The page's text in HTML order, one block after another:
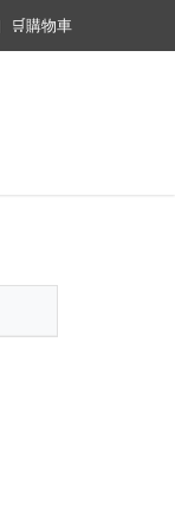
🛒購物車